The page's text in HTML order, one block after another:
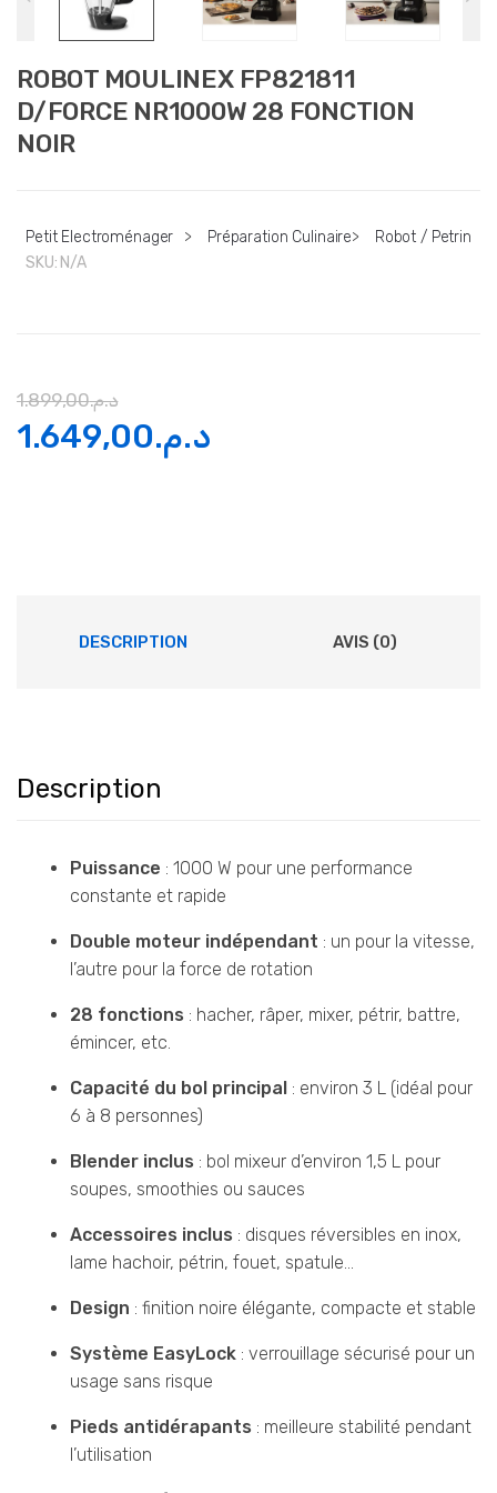
ROBOT MOULINEX FP821811
D/FORCE NR1000W 28 FONCTION
NOIR
Petit Electroménager > Préparation Culinaire>
Robot / Petrin
SKU: N/A
د.م.1.899,00
Le
د.م.1.649,00
Le
DESCRIPTION AVIS (0)
Description
Puissance : 1000 W pour une performance
constante et rapide
Double moteur indépendant : un pour la vitesse,
l’autre pour la force de rotation
28 fonctions : hacher, râper, mixer, pétrir, battre,
émincer, etc.
Capacité du bol principal : environ 3 L (idéal pour
6 à 8 personnes)
Blender inclus : bol mixeur d’environ 1,5 L pour
soupes, smoothies ou sauces
Accessoires inclus : disques réversibles en inox,
lame hachoir, pétrin, fouet, spatule…
Design : finition noire élégante, compacte et stable
Système EasyLock : verrouillage sécurisé pour un
usage sans risque
Pieds antidérapants : meilleure stabilité pendant
l’utilisation